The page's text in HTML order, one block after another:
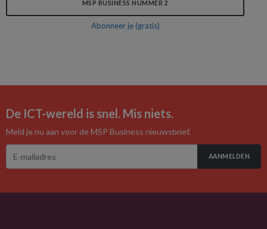
MSP BUSINESS NUMMER 2
Abonneer je (gratis)
De ICT-wereld is snel. Mis niets.
Meld je nu aan voor de MSP Business nieuwsbrief.
AANMELDEN